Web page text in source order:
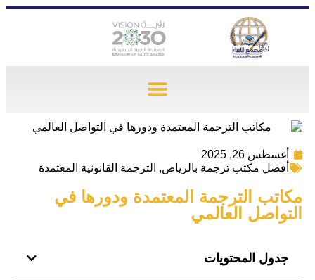
أغسطس 26, 2025
أفضل مكتب ترجمة بالرياض, الترجمة القانونية المعتمدة
مكاتب الترجمة المعتمدة ودورها في
التواصل العالمي
جدول المحتويات